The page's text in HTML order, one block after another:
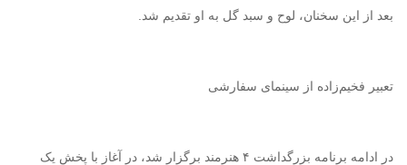
بعد از این سخنان، لوح و سبد گل به او تقدیم شد.
تعبیر فخیم‌زاده از سینمای سفارشی
در ادامه برنامه بزرگداشت ۴ هنرمند برگزار شد، در آغاز با پخش یک